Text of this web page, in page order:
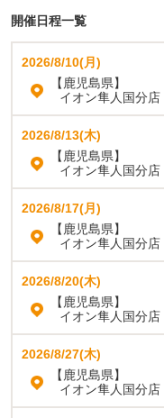
開催日程一覧
2026/8/10(月)
【鹿児島県】
イオン隼人国分店
2026/8/13(木)
【鹿児島県】
イオン隼人国分店
2026/8/17(月)
【鹿児島県】
イオン隼人国分店
2026/8/20(木)
【鹿児島県】
イオン隼人国分店
2026/8/27(木)
【鹿児島県】
イオン隼人国分店